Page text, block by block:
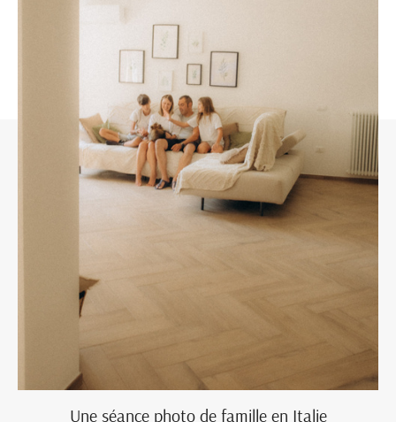
Une séance photo de famille en Italie